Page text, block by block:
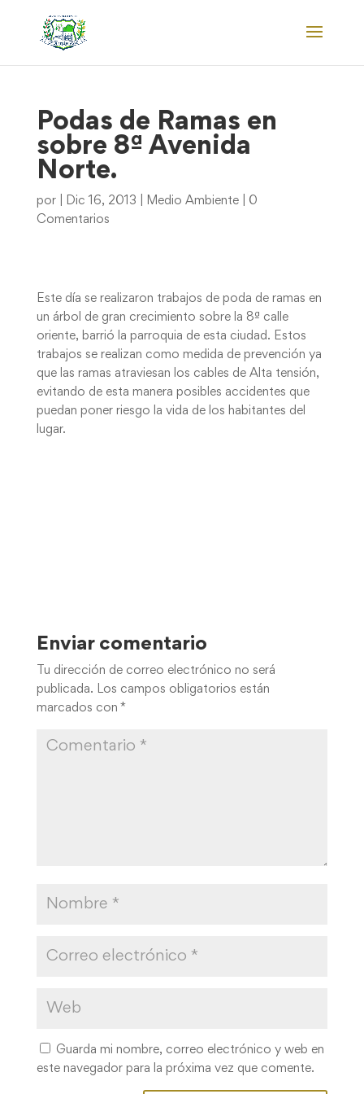
Podas de Ramas en
sobre 8ª Avenida
Norte.
por Dic 16, 2013 Medio Ambiente| 0
Comentarios
Este día se realizaron trabajos de poda de ramas en
un árbol de gran crecimiento sobre la 8ª calle
oriente, barrió la parroquia de esta ciudad. Estos
trabajos se realizan como medida de prevención ya
que las ramas atraviesan los cables de Alta tensión,
evitando de esta manera posibles accidentes que
puedan poner riesgo la vida de los habitantes del
lugar.
Enviar comentario
Tu dirección de correo electrónico no será
publicada. Los campos obligatorios están
marcados con *
Guarda mi nombre, correo electrónico y web en
este navegador para la próxima vez que comente.